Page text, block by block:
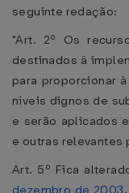
seguinte redação:
"Art. 2º Os
destinados à
para proporcionar
níveis dignos de
e serão aplicados
e outras relevantes
Art. 5º Fica
dezembro de 2003